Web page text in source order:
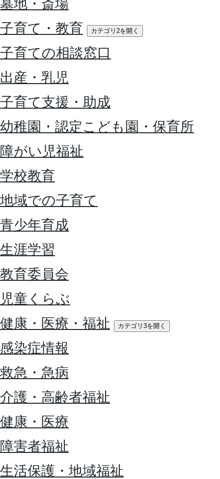
墓地・斎場
子育て・教育
カテゴリ2を開く
子育ての相談窓口
出産・乳児
子育て支援・助成
幼稚園・認定こども園・保育所
障がい児福祉
学校教育
地域での子育て
青少年育成
生涯学習
教育委員会
児童くらぶ
健康・医療・福祉
カテゴリ3を開く
感染症情報
救急・急病
介護・高齢者福祉
健康・医療
障害者福祉
生活保護・地域福祉